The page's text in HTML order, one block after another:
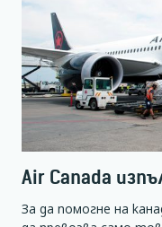
Air Canada
За да помогне на